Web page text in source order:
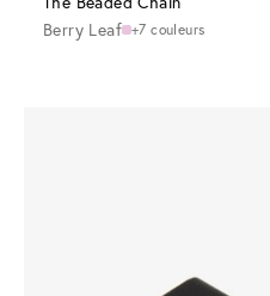
Berry Leaf +7 couleurs